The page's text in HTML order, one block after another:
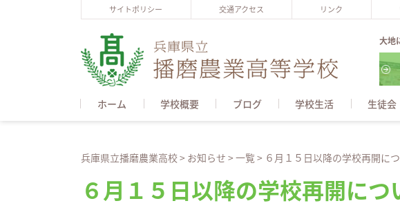
サイトポリシー 交通アクセス リンク
大地
ホーム 学校概要 ブログ 学校生活 生徒会
兵庫県立播磨農業高校> お知らせ > 一覧> ６月１５日以降の学校再開に
６月１５日以降の学校再開につ